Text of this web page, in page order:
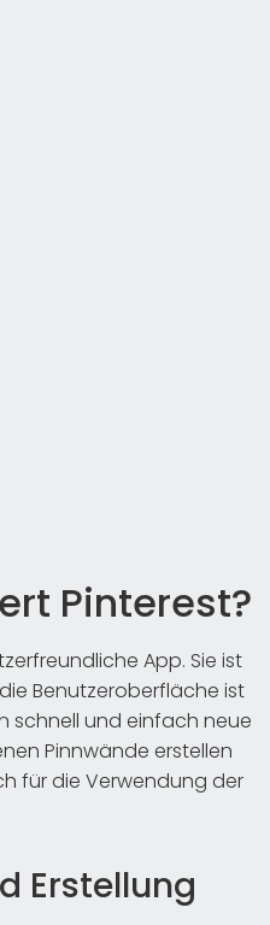
Pinterest?
App. Sie ist
Benutzeroberfläche ist
schnell und einfach neue
Pinnwände erstellen
für die Verwendung der
Erstellung